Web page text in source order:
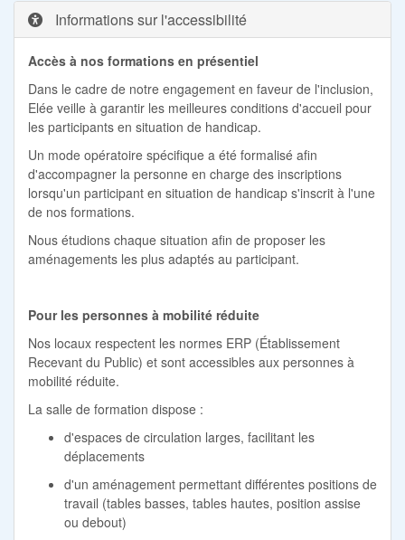
Informations sur l'accessibilité
Accès à nos formations en présentiel
Dans le cadre de notre engagement en faveur de l'inclusion,
Elée veille à garantir les meilleures conditions d'accueil pour
les participants en situation de handicap.
Un mode opératoire spécifique a été formalisé afin
d'accompagner la personne en charge des inscriptions
lorsqu'un participant en situation de handicap s'inscrit à l'une
de nos formations.
Nous étudions chaque situation afin de proposer les
aménagements les plus adaptés au participant.
Pour les personnes à mobilité réduite
Nos locaux respectent les normes ERP (Établissement
Recevant du Public) et sont accessibles aux personnes à
mobilité réduite.
La salle de formation dispose :
d'espaces de circulation larges, facilitant les
déplacements
d'un aménagement permettant différentes positions de
travail (tables basses, tables hautes, position assise
ou debout)